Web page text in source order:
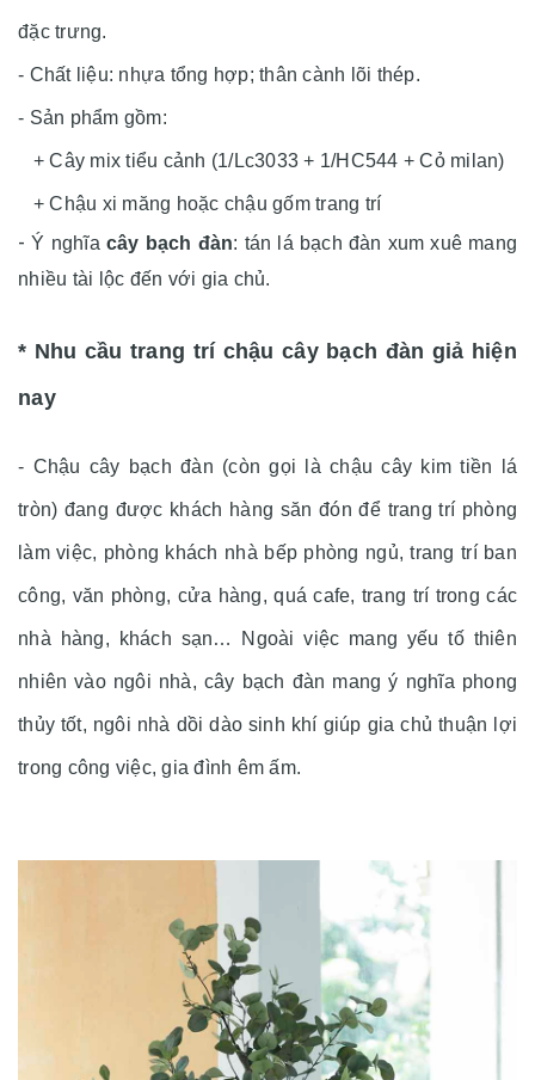
đặc trưng.
- Chất liệu: nhựa tổng hợp; thân cành lõi thép.
- Sản phẩm gồm:
+ Cây mix tiểu cảnh (1/Lc3033 + 1/HC544 + Cỏ milan)
+ Chậu xi măng hoặc chậu gốm trang trí
-Ý nghĩa cây bạch đàn: tán lá bạch đàn xum xuê mang
nhiều tài lộc đến với gia chủ.
* Nhu cầu trang trí chậu cây bạch đàn giả hiện
nay
- Chậu cây bạch đàn (còn gọi là chậu cây kim tiền lá
tròn) đang được khách hàng săn đón để trang trí phòng
làm việc, phòng khách nhà bếp phòng ngủ, trang trí ban
công, văn phòng, cửa hàng, quá cafe, trang trí trong các
nhà hàng, khách sạn… Ngoài việc mang yếu tố thiên
nhiên vào ngôi nhà, cây bạch đàn mang ý nghĩa phong
thủy tốt, ngôi nhà dồi dào sinh khí giúp gia chủ thuận lợi
trong công việc, gia đình êm ấm.